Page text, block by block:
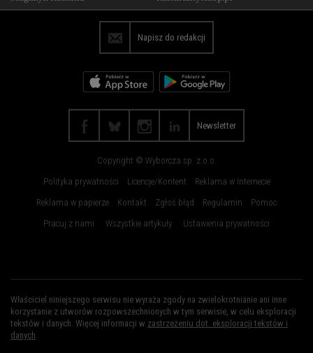
Olsztyn Opole
Poznań
Sosnowiec
Toruń
Wrocław
Zielona Góra
Napisz do redakcji
Newsletter
Copyright © Wyborcza sp. z o.o.
Polityka prywatności
Licencje/Kontent
Reklama w Internecie
Reklama w papierze
Kontakt Zgłoś błąd Regulamin
Pomoc
Pracuj z nami
Wszystkie artykuły Ustawienia prywatności
Właściciel niniejszego serwisu nie wyraża zgody na zwielokrotnianie ani inne
korzystanie z utworów rozpowszechnionych w tym serwisie, w celu eksploracji
tekstów i danych. Więcej informacji w zastrzeżeniu dot. eksploracji tekstów i
danych.